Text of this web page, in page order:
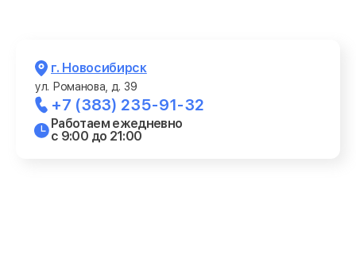
г. Новосибирск
ул. Романова, д. 39
+7 (383) 235-91-32
Работаем ежедневно
с 9:00 до 21:00